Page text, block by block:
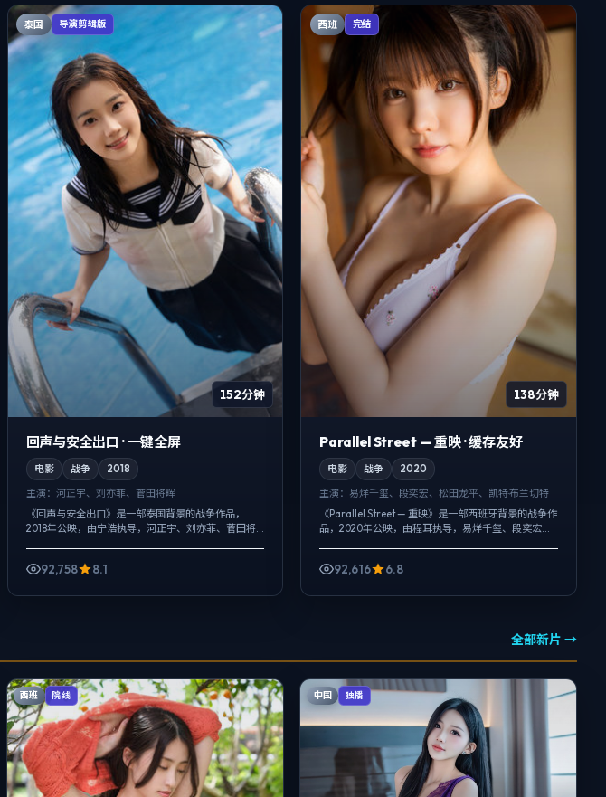
泰国 导演剪辑版
152分钟
回声与安全出口 · 一键全屏
电影 战争
2018
主演： 河正宇、刘亦菲、菅田将晖
《回声与安全出口》是一部泰国背景的战争作品，
2018年公映，由宁浩执导，河正宇、刘亦菲、菅田将
92,758 8.1
西班 完结
138分钟
Parallel Street — 重映 · 缓存友好
电影 战争
2020
主演： 易烊千玺、段奕宏、松田龙平、凯特·布兰切特
《Parallel Street — 重映》是一部西班牙背景的战争作
品，2020年公映，由程耳执导，易烊千玺、段奕宏、
92,616 6.8
全部新片 →
西班 院线 中国 独播